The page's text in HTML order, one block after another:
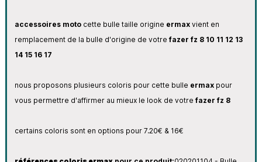
accessoires motocette bulle taille origine ermaxvient en
remplacement de la bulle d'origine de votrefazer fz 8 10 11 12 13
14 15 16 17
nous proposons plusieurs coloris pour cette bulle ermaxpour
vous permettre d'affirmer au mieux le look de votrefazer fz 8
certains coloris sont en options pour 7.20€ & 16€